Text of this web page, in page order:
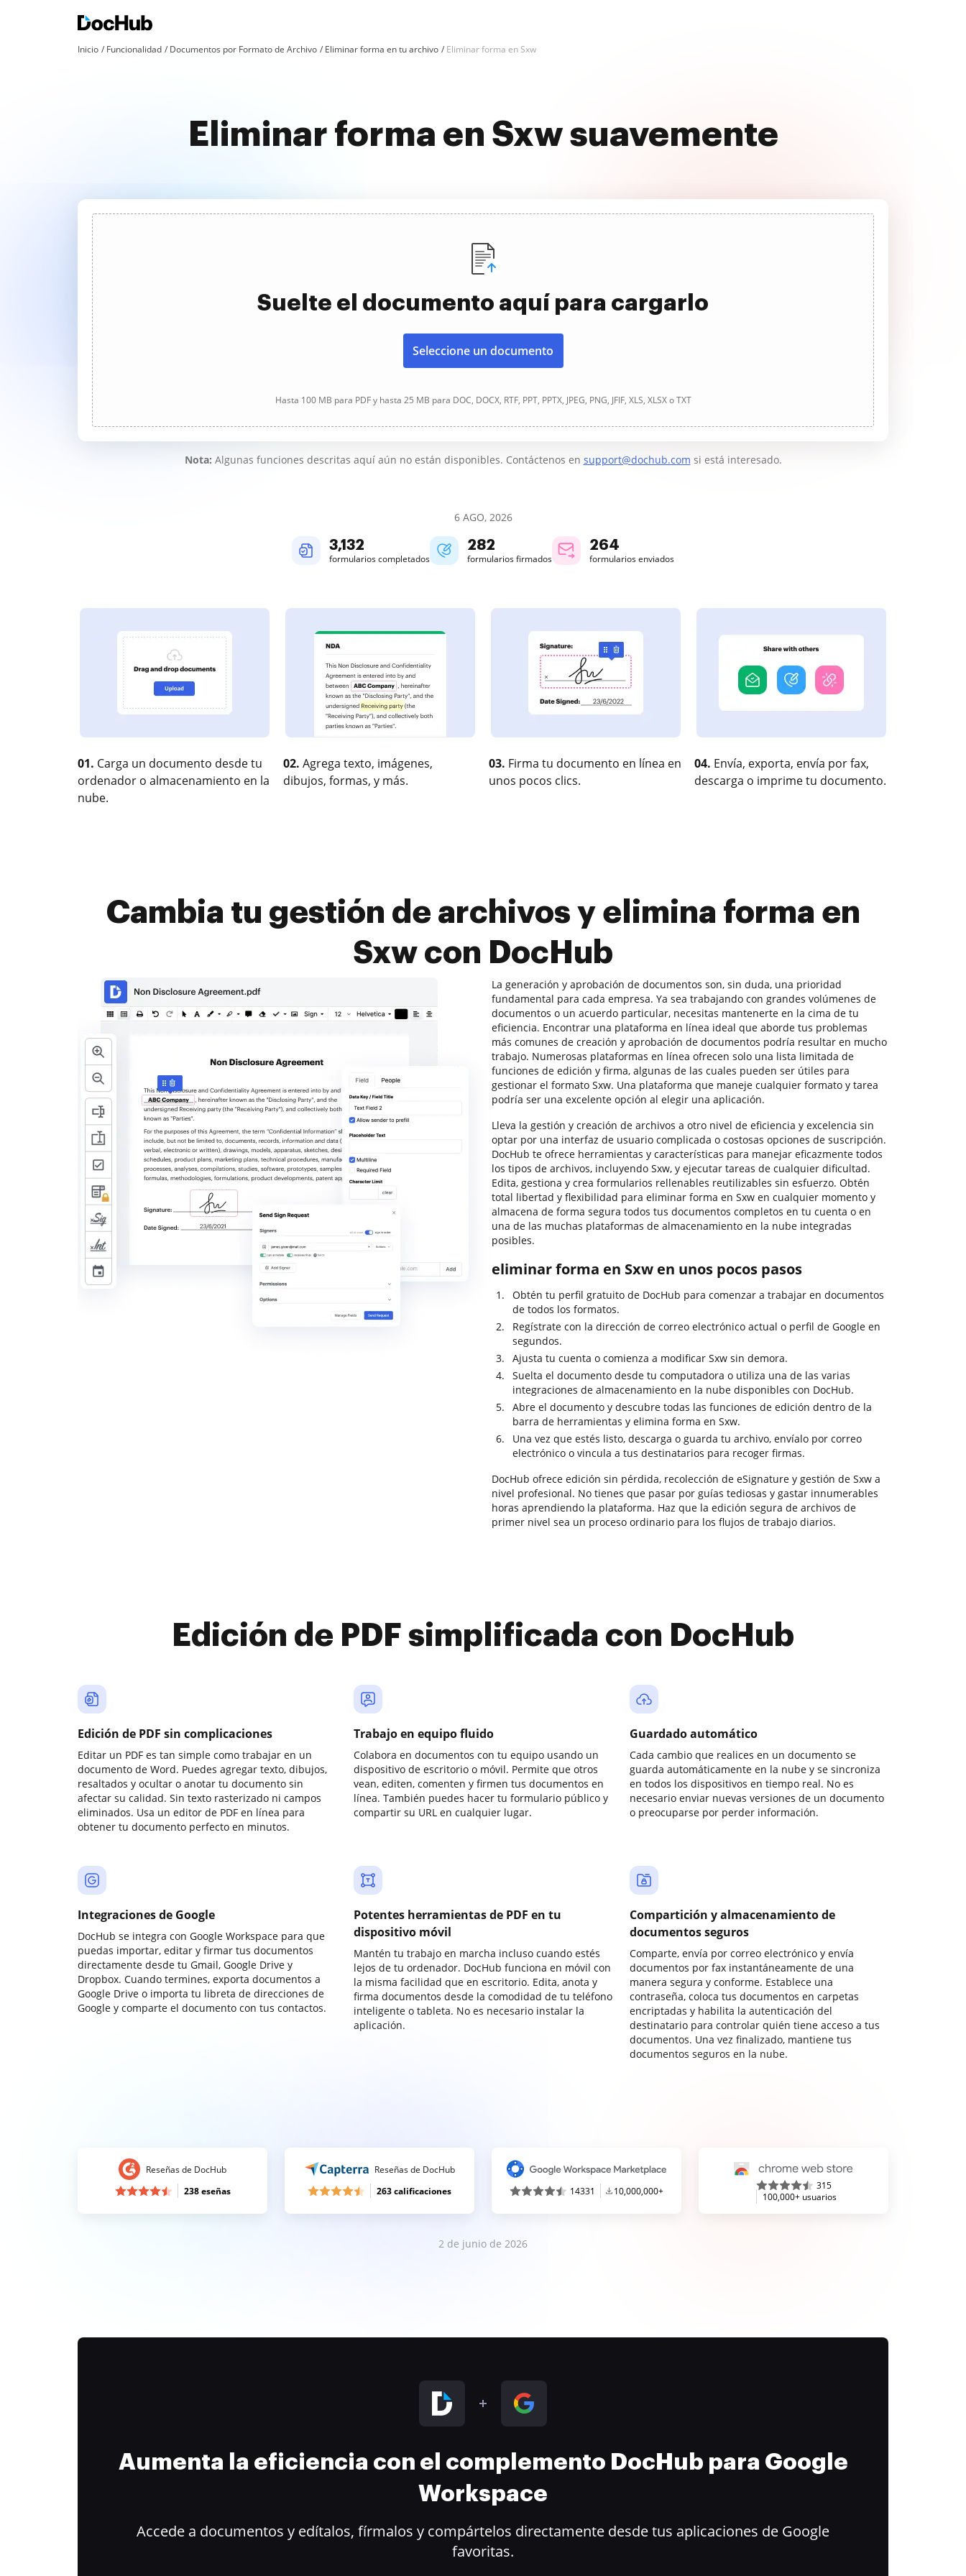
Inicio Funcionalidad Documentos por Formato de Archivo Eliminar forma en tu archivo Eliminar forma en Sxw
Eliminar forma en Sxw suavemente
Suelte el documento aquí para cargarlo
Seleccione un documento
Hasta 100 MB para PDF y hasta 25 MB para DOC, DOCX, RTF, PPT, PPTX, JPEG, PNG, JFIF, XLS, XLSX o TXT
Nota: Algunas funciones descritas aquí aún no están disponibles. Contáctenos en support@dochub.com si está interesado.
6 AGO, 2026
3,132
formularios completados
282
formularios firmados
264
formularios enviados
01. Carga un documento desde tu
ordenador o almacenamiento en la
nube.
02. Agrega texto, imágenes,
dibujos, formas, y más.
03. Firma tu documento en línea en
unos pocos clics.
04. Envía, exporta, envía por fax,
descarga o imprime tu documento.
Cambia tu gestión de archivos y elimina forma en
Sxw con DocHub
La generación y aprobación de documentos son, sin duda, una prioridad
fundamental para cada empresa. Ya sea trabajando con grandes volúmenes de
documentos o un acuerdo particular, necesitas mantenerte en la cima de tu
eficiencia. Encontrar una plataforma en línea ideal que aborde tus problemas
más comunes de creación y aprobación de documentos podría resultar en mucho
trabajo. Numerosas plataformas en línea ofrecen solo una lista limitada de
funciones de edición y firma, algunas de las cuales pueden ser útiles para
gestionar el formato Sxw. Una plataforma que maneje cualquier formato y tarea
podría ser una excelente opción al elegir una aplicación.
Lleva la gestión y creación de archivos a otro nivel de eficiencia y excelencia sin
optar por una interfaz de usuario complicada o costosas opciones de suscripción.
DocHub te ofrece herramientas y características para manejar eficazmente todos
los tipos de archivos, incluyendo Sxw, y ejecutar tareas de cualquier dificultad.
Edita, gestiona y crea formularios rellenables reutilizables sin esfuerzo. Obtén
total libertad y flexibilidad para eliminar forma en Sxw en cualquier momento y
almacena de forma segura todos tus documentos completos en tu cuenta o en
una de las muchas plataformas de almacenamiento en la nube integradas
posibles.
eliminar forma en Sxw en unos pocos pasos
Obtén tu perfil gratuito de DocHub para comenzar a trabajar en documentos
de todos los formatos.
Regístrate con la dirección de correo electrónico actual o perfil de Google en
segundos.
Ajusta tu cuenta o comienza a modificar Sxw sin demora.
Suelta el documento desde tu computadora o utiliza una de las varias
integraciones de almacenamiento en la nube disponibles con DocHub.
Abre el documento y descubre todas las funciones de edición dentro de la
barra de herramientas y elimina forma en Sxw.
Una vez que estés listo, descarga o guarda tu archivo, envíalo por correo
electrónico o vincula a tus destinatarios para recoger firmas.
DocHub ofrece edición sin pérdida, recolección de eSignature y gestión de Sxw a
nivel profesional. No tienes que pasar por guías tediosas y gastar innumerables
horas aprendiendo la plataforma. Haz que la edición segura de archivos de
primer nivel sea un proceso ordinario para los flujos de trabajo diarios.
Edición de PDF simplificada con DocHub
Edición de PDF sin complicaciones
Editar un PDF es tan simple como trabajar en un
documento de Word. Puedes agregar texto, dibujos,
resaltados y ocultar o anotar tu documento sin
afectar su calidad. Sin texto rasterizado ni campos
eliminados. Usa un editor de PDF en línea para
obtener tu documento perfecto en minutos.
Trabajo en equipo fluido
Colabora en documentos con tu equipo usando un
dispositivo de escritorio o móvil. Permite que otros
vean, editen, comenten y firmen tus documentos en
línea. También puedes hacer tu formulario público y
compartir su URL en cualquier lugar.
Guardado automático
Cada cambio que realices en un documento se
guarda automáticamente en la nube y se sincroniza
en todos los dispositivos en tiempo real. No es
necesario enviar nuevas versiones de un documento
o preocuparse por perder información.
Integraciones de Google
DocHub se integra con Google Workspace para que
puedas importar, editar y firmar tus documentos
directamente desde tu Gmail, Google Drive y
Dropbox. Cuando termines, exporta documentos a
Google Drive o importa tu libreta de direcciones de
Google y comparte el documento con tus contactos.
Potentes herramientas de PDF en tu
dispositivo móvil
Mantén tu trabajo en marcha incluso cuando estés
lejos de tu ordenador. DocHub funciona en móvil con
la misma facilidad que en escritorio. Edita, anota y
firma documentos desde la comodidad de tu teléfono
inteligente o tableta. No es necesario instalar la
aplicación.
Compartición y almacenamiento de
documentos seguros
Comparte, envía por correo electrónico y envía
documentos por fax instantáneamente de una
manera segura y conforme. Establece una
contraseña, coloca tus documentos en carpetas
encriptadas y habilita la autenticación del
destinatario para controlar quién tiene acceso a tus
documentos. Una vez finalizado, mantiene tus
documentos seguros en la nube.
Reseñas de DocHub
238 eseñas
Reseñas de DocHub
263 calificaciones
14331 10,000,000+
315
100,000+ usuarios
2 de junio de 2026
Aumenta la eficiencia con el complemento DocHub para Google
Workspace
Accede a documentos y edítalos, fírmalos y compártelos directamente desde tus aplicaciones de Google
favoritas.